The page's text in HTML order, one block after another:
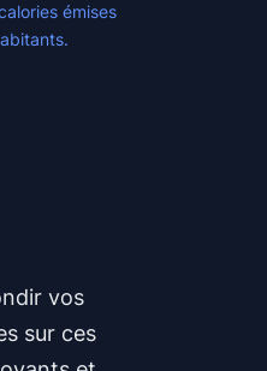
émises
vos
sur ces